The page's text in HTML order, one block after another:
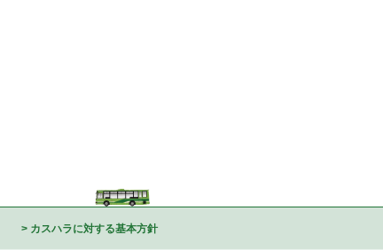
カスハラに対する基本方針